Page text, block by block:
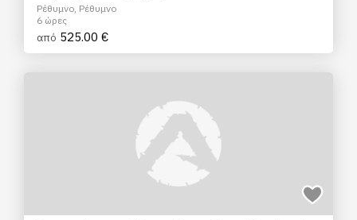
Ρέθυμνο, Ρέθυμνο
6 ώρες
από 525.00 €